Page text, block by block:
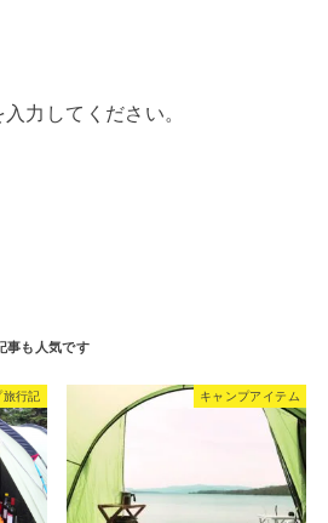
力してください。
旅行記 キャンプアイテム